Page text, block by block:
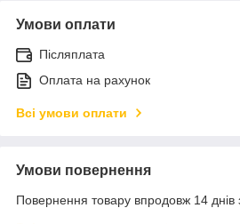
Умови оплати
Післяплата
Оплата на рахунок
Всі умови оплати
Умови повернення
Повернення товару впродовж 14 днів